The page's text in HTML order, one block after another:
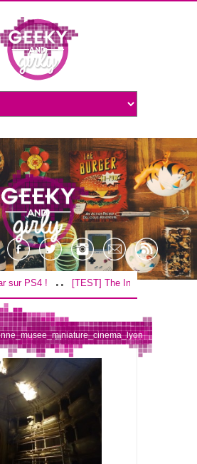
PS4 ! .. [TEST] The Inpatient sur PS4 /